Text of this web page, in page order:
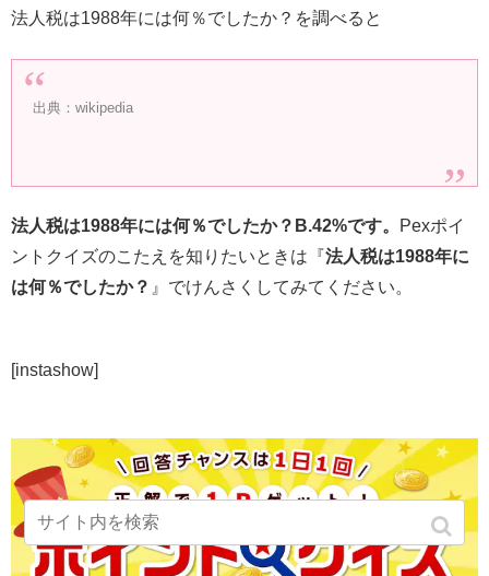
法人税は1988年には何％でしたか？を調べると
出典：wikipedia
法人税は1988年には何％でしたか？B.42%です。
Pexポイ
ントクイズのこたえを知りたいときは『法人税は1988年に
は何％でしたか？ 』でけんさくしてみてください。
[instashow]